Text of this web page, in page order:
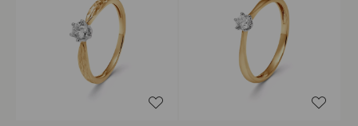
Dodaj do listy życzeń